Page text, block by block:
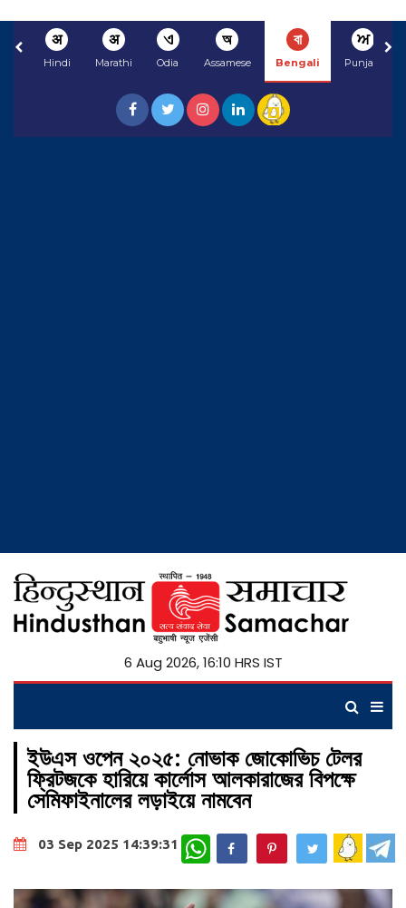
अ
Hindi
अ
Marathi
ଏ
Odia
অ
Assamese
বা
Bengali
ਅ
Punjabi
6 Aug 2026, 16:10 HRS IST
ইউএস ওপেন ২০২৫: নোভাক জোকোভিচ টেলর
ফ্রিটজকে হারিয়ে কার্লোস আলকারাজের বিপক্ষে
সেমিফাইনালের লড়াইয়ে নামবেন
03 Sep 2025 14:39:31 WhatsApp